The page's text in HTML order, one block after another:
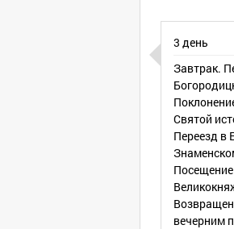
3 день
Завтрак.
Святой
Переезд в
вечерним